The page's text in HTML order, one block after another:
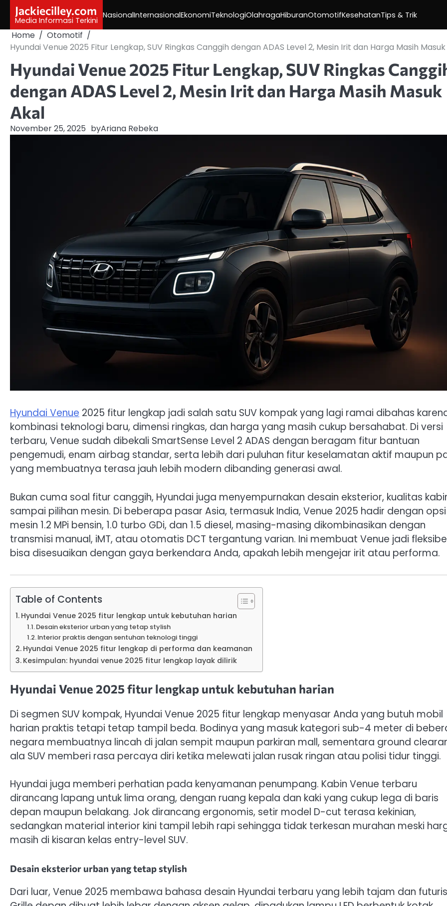
content
Jackiecilley.com
Media Informasi Terkini
NasionalInternasionalEkonomiTeknologiOlahragaHiburanOtomotifKesehatanTips & Trik
Home
Otomotif
Hyundai Venue 2025 Fitur Lengkap, SUV Ringkas Canggih dengan ADAS Level 2, Mesin Irit dan Harga Masih
Hyundai Venue 2025 Fitur Lengkap, SUV Ringkas
dengan ADAS Level 2, Mesin Irit dan Harga Masih Masuk
Akal
November 25, 2025 byAriana Rebeka
Hyundai Venue 2025 fitur lengkap jadi salah satu SUV kompak yang lagi ramai dibahas
kombinasi teknologi baru, dimensi ringkas, dan harga yang masih cukup bersahabat. Di versi
terbaru, Venue sudah dibekali SmartSense Level 2 ADAS dengan beragam fitur bantuan
pengemudi, enam airbag standar, serta lebih dari puluhan fitur keselamatan aktif maupun
yang membuatnya terasa jauh lebih modern dibanding generasi awal.
Bukan cuma soal fitur canggih, Hyundai juga menyempurnakan desain eksterior, kualitas
sampai pilihan mesin. Di beberapa pasar Asia, termasuk India, Venue 2025 hadir dengan opsi
mesin 1.2 MPi bensin, 1.0 turbo GDi, dan 1.5 diesel, masing-masing dikombinasikan dengan
transmisi manual, iMT, atau otomatis DCT tergantung varian. Ini membuat Venue jadi
bisa disesuaikan dengan gaya berkendara Anda, apakah lebih mengejar irit atau performa.
Table of Contents
Hyundai Venue 2025 fitur lengkap untuk kebutuhan harian
Desain eksterior urban yang tetap stylish
Interior praktis dengan sentuhan teknologi tinggi
Hyundai Venue 2025 fitur lengkap di performa dan keamanan
Kesimpulan: hyundai venue 2025 fitur lengkap layak dilirik
Hyundai Venue 2025 fitur lengkap untuk kebutuhan harian
Di segmen SUV kompak, Hyundai Venue 2025 fitur lengkap menyasar Anda yang butuh mobil
harian praktis tetapi tetap tampil beda. Bodinya yang masuk kategori sub-4 meter di
negara membuatnya lincah di jalan sempit maupun parkiran mall, sementara ground
ala SUV memberi rasa percaya diri ketika melewati jalan rusak ringan atau polisi tidur tinggi.
Hyundai juga memberi perhatian pada kenyamanan penumpang. Kabin Venue terbaru
dirancang lapang untuk lima orang, dengan ruang kepala dan kaki yang cukup lega di baris
depan maupun belakang. Jok dirancang ergonomis, setir model D-cut terasa kekinian,
sedangkan material interior kini tampil lebih rapi sehingga tidak terkesan murahan meski
masih di kisaran kelas entry-level SUV.
Desain eksterior urban yang tetap stylish
Dari luar, Venue 2025 membawa bahasa desain Hyundai terbaru yang lebih tajam dan